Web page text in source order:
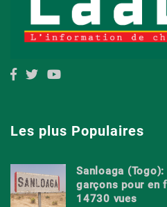
Les plus Populaires
Sanloaga
garçons pour en
14730 vues